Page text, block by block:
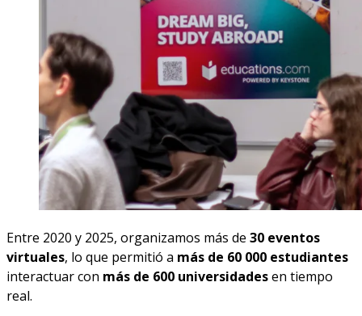
Entre 2020 y 2025, organizamos más de 30 eventos
virtuales, lo que permitió a más de 60 000 estudiantes
interactuar con más de 600 universidadesen tiempo
real.